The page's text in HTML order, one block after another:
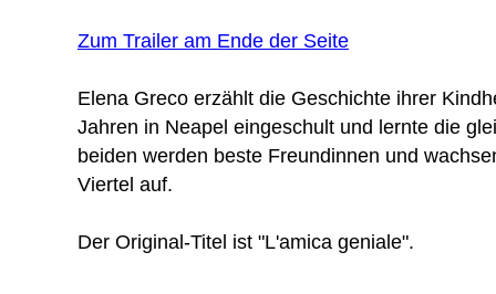
Zum Trailer am Ende der Seite
Elena Greco erzählt die Geschichte ihrer
Jahren in Neapel eingeschult und lernte die
beiden werden beste Freundinnen und
Viertel auf.
Der Original-Titel ist "L'amica geniale".